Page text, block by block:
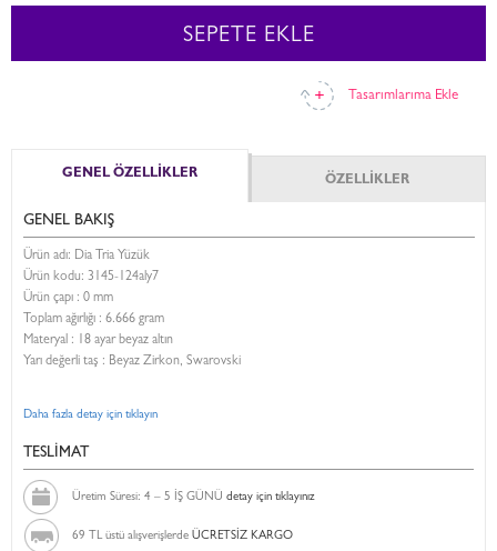
Tasarımlarıma Ekle
SEPETE EKLE
GENEL ÖZELLİKLER ÖZELLİKLER
GENEL BAKIŞ
Ürün adı: Dia Tria Yüzük
Ürün kodu: 3145-124aly7
Ürün çapı : 0 mm
Toplam ağırlığı : 6.666 gram
Materyal : 18 ayar beyaz altın
Yarı değerli taş : Beyaz Zirkon, Swarovski
Daha fazla detay için tıklayın
TESLİMAT
Üretim Süresi: 4 – 5 İŞ GÜNÜ detay için tıklayınız
69 TL üstü alışverişlerde ÜCRETSİZ KARGO